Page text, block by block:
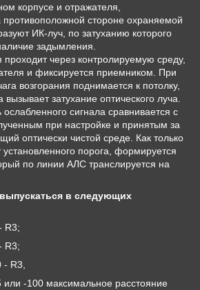
корпусе и отражателя,
противоположной стороне охраняемой
ИК-луч, по затуханию которого
задымления.
проходит через контролируемую среду,
и фиксируется приемником. При
возгорания поднимается к потолку,
затухание оптического луча.
сигнала сравнивается с
при настройке и принятым за
оптически чистой среде. Как только
порога, формируется
по линии АЛС транслируется на
в следующих
R3;
R3;
R3,
или -100 максимальное расстояние